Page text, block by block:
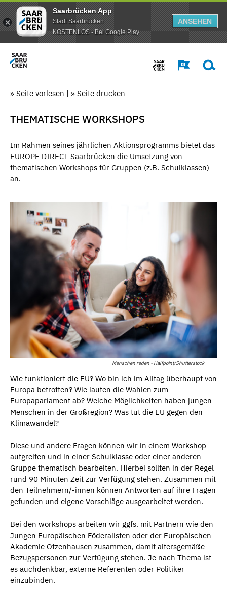
Saarbrücken App
Stadt Saarbrücken
KOSTENLOS - Bei Google Play
ANSEHEN
» Seite vorlesen | » Seite drucken
THEMATISCHE WORKSHOPS
Im Rahmen seines jährlichen Aktionsprogramms bietet das
EUROPE DIRECT Saarbrücken die Umsetzung von
thematischen Workshops für Gruppen (z.B. Schulklassen)
an.
Menschen reden - Halfpoint/Shutterstock
Wie funktioniert die EU? Wo bin ich im Alltag überhaupt von
Europa betroffen? Wie laufen die Wahlen zum
Europaparlament ab? Welche Möglichkeiten haben jungen
Menschen in der Großregion? Was tut die EU gegen den
Klimawandel?
Diese und andere Fragen können wir in einem Workshop
aufgreifen und in einer Schulklasse oder einer anderen
Gruppe thematisch bearbeiten. Hierbei sollten in der Regel
rund 90 Minuten Zeit zur Verfügung stehen. Zusammen mit
den Teilnehmern/-innen können Antworten auf ihre Fragen
gefunden und eigene Vorschläge ausgearbeitet werden.
Bei den workshops arbeiten wir ggfs. mit Partnern wie den
Jungen Europäischen Föderalisten oder der Europäischen
Akademie Otzenhausen zusammen, damit altersgemäße
Bezugspersonen zur Verfügung stehen. Je nach Thema ist
es auchdenkbar, externe Referenten oder Politiker
einzubinden.